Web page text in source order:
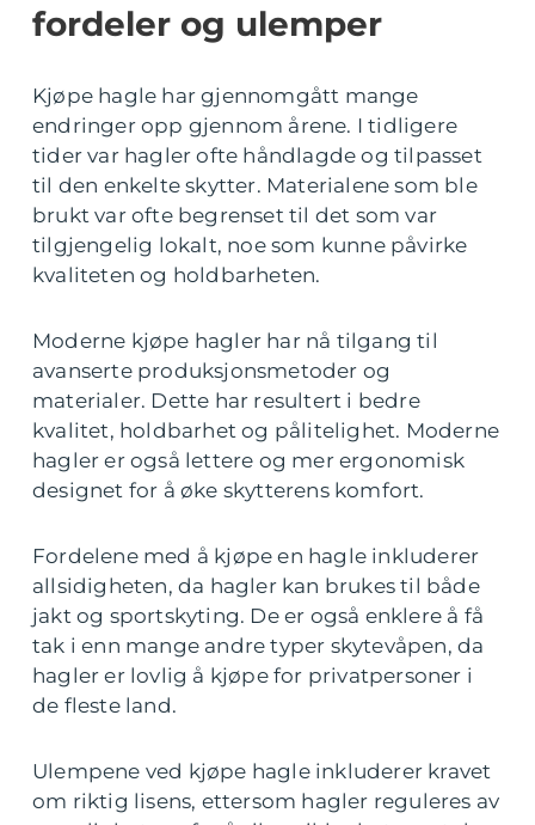
fordeler og ulemper
Kjøpe hagle har gjennomgått mange
endringer opp gjennom årene. I tidligere
tider var hagler ofte håndlagde og tilpasset
til den enkelte skytter. Materialene som ble
brukt var ofte begrenset til det som var
tilgjengelig lokalt, noe som kunne påvirke
kvaliteten og holdbarheten.
Moderne kjøpe hagler har nå tilgang til
avanserte produksjonsmetoder og
materialer. Dette har resultert i bedre
kvalitet, holdbarhet og pålitelighet. Moderne
hagler er også lettere og mer ergonomisk
designet for å øke skytterens komfort.
Fordelene med å kjøpe en hagle inkluderer
allsidigheten, da hagler kan brukes til både
jakt og sportskyting. De er også enklere å få
tak i enn mange andre typer skytevåpen, da
hagler er lovlig å kjøpe for privatpersoner i
de fleste land.
Ulempene ved kjøpe hagle inkluderer kravet
om riktig lisens, ettersom hagler reguleres av